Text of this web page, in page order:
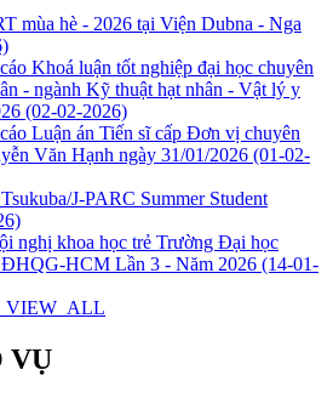
mùa hè - 2026 tại Viện Dubna - Nga
Khoá luận tốt nghiệp đại học chuyên
- ngành Kỹ thuật hạt nhân - Vật lý y
(02-02-2026)
Luận án Tiến sĩ cấp Đơn vị chuyên
Văn Hạnh ngày 31/01/2026 (01-02-
J-PARC Summer Student
nghị khoa học trẻ Trường Đại học
HCM Lần 3 - Năm 2026 (14-01-
VỤ